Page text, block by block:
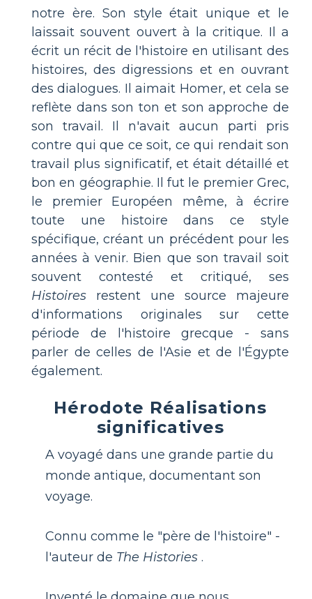
notre ère. Son style était unique et le
laissait souvent ouvert à la critique. Il a
écrit un récit de l'histoire en utilisant des
histoires, des digressions et en ouvrant
des dialogues. Il aimait Homer, et cela se
reflète dans son ton et son approche de
son travail. Il n'avait aucun parti pris
contre qui que ce soit, ce qui rendait son
travail plus significatif, et était détaillé et
bon en géographie. Il fut le premier Grec,
le premier Européen même, à écrire
toute une histoire dans ce style
spécifique, créant un précédent pour les
années à venir. Bien que son travail soit
souvent contesté et critiqué, ses
Histoires restent une source majeure
d'informations originales sur cette
période de l'histoire grecque - sans
parler de celles de l'Asie et de l'Égypte
également.
Hérodote Réalisations
significatives
A voyagé dans une grande partie du
monde antique, documentant son
voyage.
Connu comme le "père de l'histoire" -
l'auteur de The Histories .